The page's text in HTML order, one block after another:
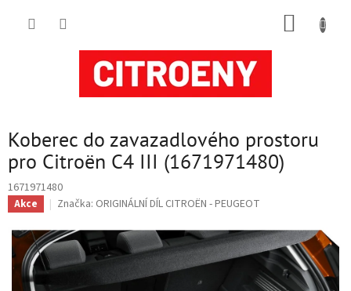
Koberec do zavazadlového prostoru
pro Citroën C4 III (1671971480)
1671971480
Akce Značka: ORIGINÁLNÍ DÍL CITROËN - PEUGEOT